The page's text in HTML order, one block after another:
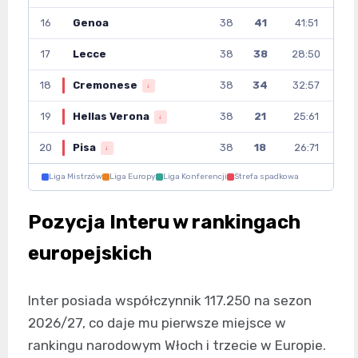
16 Genoa 38 41 41:51
17 Lecce 38 38 28:50
18 Cremonese ↓ 38 34 32:57
19 Hellas Verona ↓ 38 21 25:61
20 Pisa ↓ 38 18 26:71
Liga Mistrzów Liga Europy Liga Konferencji Strefa spadkowa
Pozycja Interu w rankingach
europejskich
Inter posiada współczynnik 117.250 na sezon
2026/27, co daje mu pierwsze miejsce w
rankingu narodowym Włoch i trzecie w Europie.